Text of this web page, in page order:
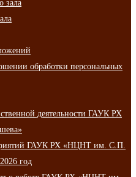
зала
обработки персональных
деятельности ГАУК РХ
ГАУК РХ «НЦНТ им. С.П.
год